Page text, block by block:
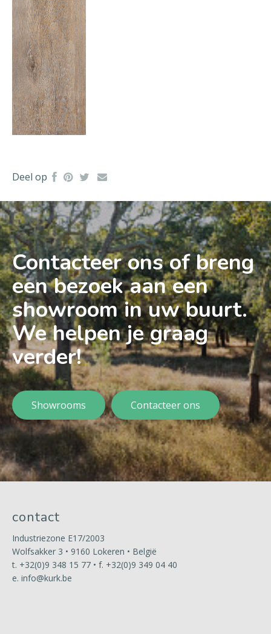
Deel op
Contacteer ons of breng
een bezoek aan een
showroom in uw buurt.
We helpen je graag
verder!
Showrooms Contacteer ons
contact
Industriezone E17/2003
Wolfsakker 3 • 9160 Lokeren • België
t. +32(0)9 348 15 77 • f. +32(0)9 349 04 40
e. info@kurk.be